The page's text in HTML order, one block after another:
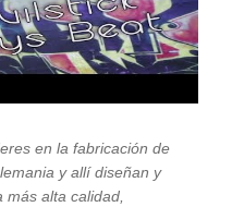
en la fabricación de
y allí diseñan y
alta calidad,